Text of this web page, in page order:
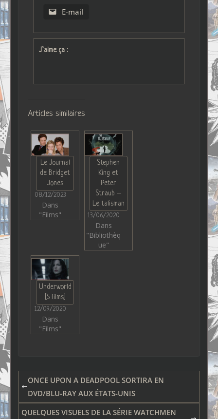
E-mail
J’aime ça :
Articles similaires
Le Journal
de Bridget
Jones
08/12/2023
Dans
"Films"
Stephen
King et
Peter
Straub –
Le talisman
13/06/2020
Dans
"Bibliothèq
ue"
Underworld
[5 films]
12/09/2020
Dans
"Films"
ONCE UPON A DEADPOOL SORTIRA EN
DVD/BLU-RAY AUX ÉTATS-UNIS
QUELQUES VISUELS DE LA SÉRIE WATCHMEN